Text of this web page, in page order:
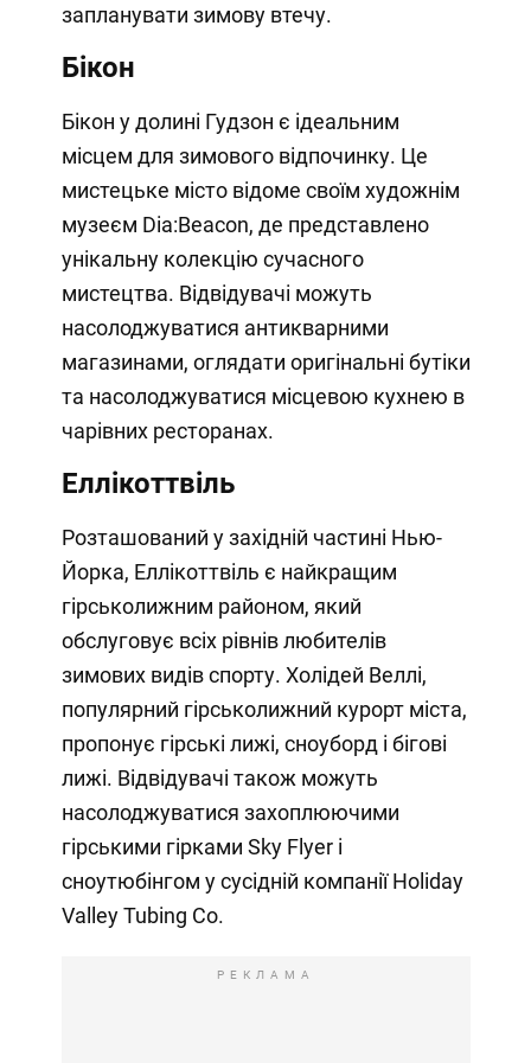
запланувати зимову втечу.
Бікон
Бікон у долині Гудзон є ідеальним
місцем для зимового відпочинку. Це
мистецьке місто відоме своїм художнім
музеєм Dia:Beacon, де представлено
унікальну колекцію сучасного
мистецтва. Відвідувачі можуть
насолоджуватися антикварними
магазинами, оглядати оригінальні бутіки
та насолоджуватися місцевою кухнею в
чарівних ресторанах.
Еллікоттвіль
Розташований у західній частині Нью-
Йорка, Еллікоттвіль є найкращим
гірськолижним районом, який
обслуговує всіх рівнів любителів
зимових видів спорту. Холідей Веллі,
популярний гірськолижний курорт міста,
пропонує гірські лижі, сноуборд і бігові
лижі. Відвідувачі також можуть
насолоджуватися захоплюючими
гірськими гірками Sky Flyer і
сноутюбінгом у сусідній компанії Holiday
Valley Tubing Co.
РЕКЛАМА